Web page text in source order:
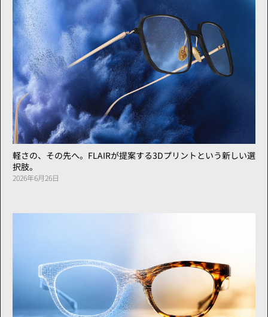
軽さの、その先へ。FLAIRが提案する3Dプリントという新しい選
択肢。
2026年6月26日